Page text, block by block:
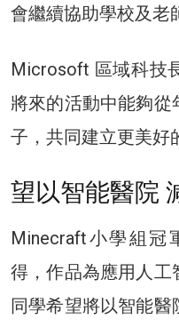
會繼續協助學校及老
Microsoft 區域科技
將來的活動中能夠
子，共同建立更美好
望以智能醫院
Minecraft小學組冠
得，作品為應用人工
同學希望將以智能醫